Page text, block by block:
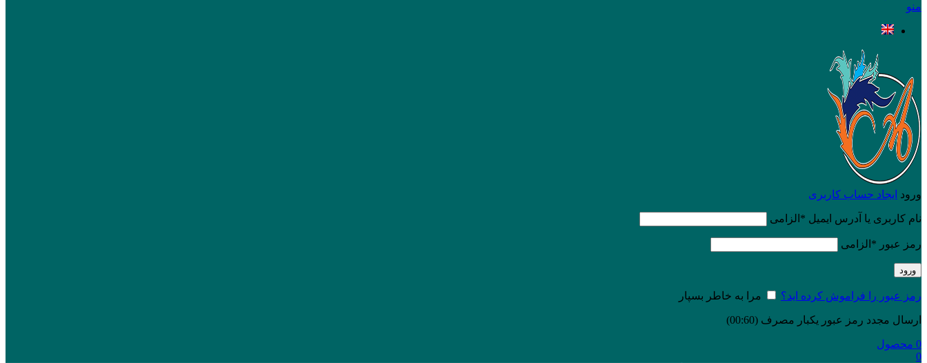
منو
ورود ایجاد حساب کاربری
نام کاربری یا آدرس ایمیل * الزامی
رمز عبور * الزامی
ورود
رمز عبور را فراموش کرده اید؟ مرا به خاطر بسپار
ارسال مجدد رمز عبور یکبار مصرف (00:
60
)
0 محصول
0